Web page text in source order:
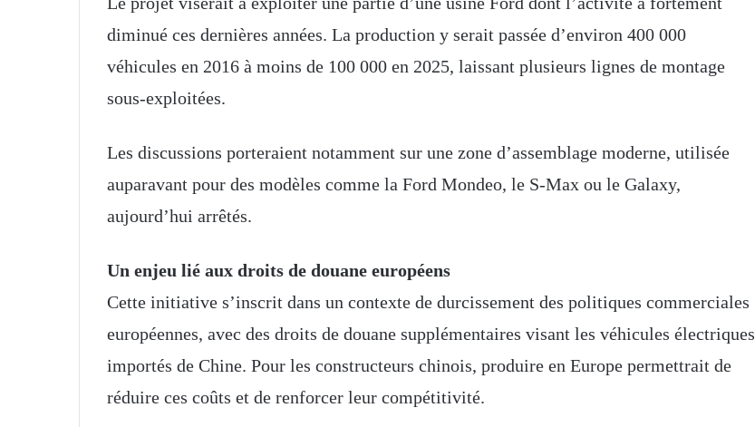
diminué ces dernières années. La production y serait passée d’environ 400 000
véhicules en 2016 à moins de 100 000 en 2025, laissant plusieurs lignes de montage
sous-exploitées.
Les discussions porteraient notamment sur une zone d’assemblage moderne, utilisée
auparavant pour des modèles comme la Ford Mondeo, le S-Max ou le Galaxy,
aujourd’hui arrêtés.
Un enjeu lié aux droits de douane européens
Cette initiative s’inscrit dans un contexte de durcissement des politiques commerciales
européennes, avec des droits de douane supplémentaires visant les véhicules électriques
importés de Chine. Pour les constructeurs chinois, produire en Europe permettrait de
réduire ces coûts et de renforcer leur compétitivité.